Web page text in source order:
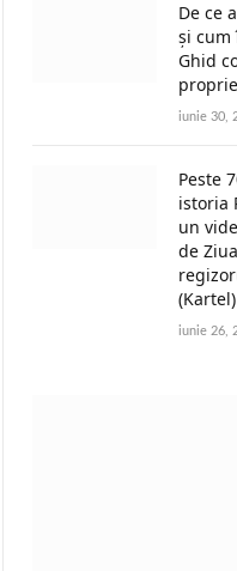
De ce
și cum
Ghid
iunie 30,
Peste
istoria
un
de
(Kartel)
iunie 26,